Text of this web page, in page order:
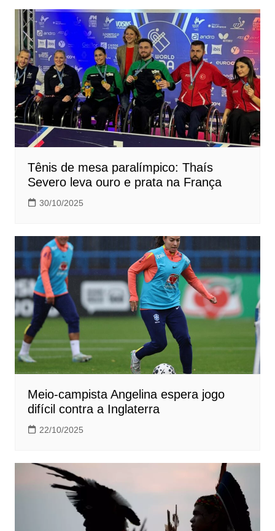
Tênis de mesa paralímpico: Thaís
Severo leva ouro e prata na França
30/10/2025
Meio-campista Angelina espera jogo
difícil contra a Inglaterra
22/10/2025